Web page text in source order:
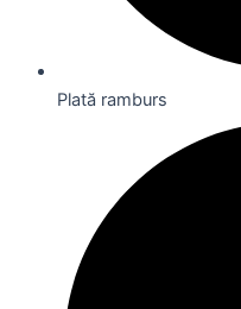
Plată ramburs